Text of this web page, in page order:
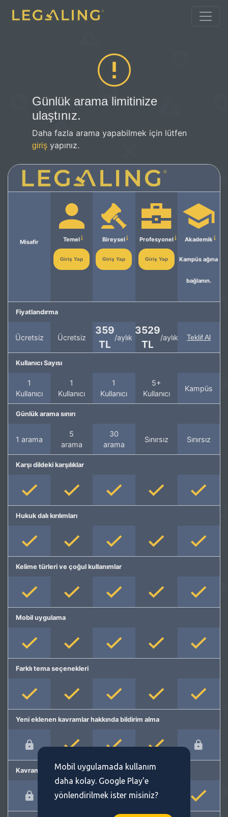
Günlük arama limitinize
ulaştınız.
Daha fazla arama yapabilmek için lütfen
giriş yapınız.
Misafir Temel
Giriş Yap
Bireysel
Giriş Yap
Profesyonel
Giriş Yap
Akademik
Kampüs ağına
bağlanın.
Fiyatlandırma
Ücretsiz Ücretsiz
359
TL
/aylık
3529
TL
/aylık Teklif Al
Kullanıcı Sayısı
1
Kullanıcı
1
Kullanıcı
1
Kullanıcı
5+
Kullanıcı
Kampüs
Günlük arama sınırı
1 arama
5
arama
30
arama
Sınırsız Sınırsız
Karşı dildeki karşılıklar
Hukuk dalı kırılımları
Kelime türleri ve çoğul kullanımlar
Mobil uygulama
Farklı tema seçenekleri
Yeni eklenen kavramlar hakkında bildirim alma
Kavram önermeMobil uygulamada kullanım
daha kolay. Google Play'e
yönlendirilmek ister misiniz?